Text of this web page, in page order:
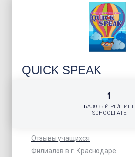
QUICK SPEAK
Отзывы учащихся
Филиалов в г. Краснодаре
1
БАЗОВЫЙ РЕЙТИНГ
SCHOOLRATE